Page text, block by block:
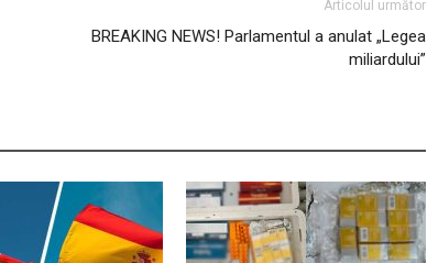
Articolul următor
BREAKING NEWS! Parlamentul a anulat „Legea
miliardului”